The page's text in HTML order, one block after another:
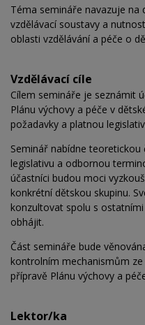
Téma semináře navazuje
vzdělávací soustavy a
oblasti vzdělávání a péče o
Vzdělávací cíle
Cílem semináře je seznámit
Plánu výchovy a péče v
požadavky a platnou
Seminář nabídne
legislativu a odbornou
účastníci budou moci
konkrétní dětskou skupinu.
konzultovat spolu s
obhájit.
Část semináře bude
kontrolním mechanismům
přípravě Plánu výchovy a
Lektor/ka